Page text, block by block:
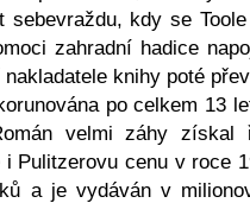
sebevraždu, kdy se
zahradní hadice
knihy poté
po celkem 13
velmi záhy získal
Pulitzerovu cenu v roce
a je vydáván v